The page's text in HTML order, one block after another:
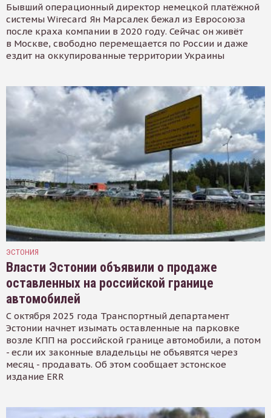
Бывший операционный директор немецкой платёжной
системы Wirecard Ян Марсалек бежал из Евросоюза
после краха компании в 2020 году. Сейчас он живёт
в Москве, свободно перемещается по России и даже
ездит на оккупированные территории Украины
ЭСТОНИЯ
Власти Эстонии объявили о продаже
оставленных на российской границе
автомобилей
С октября 2025 года Транспортный департамент
Эстонии начнет изымать оставленные на парковке
возле КПП на российской границе автомобили, а потом
- если их законные владельцы не объявятся через
месяц - продавать. Об этом сообщает эстонское
издание ERR